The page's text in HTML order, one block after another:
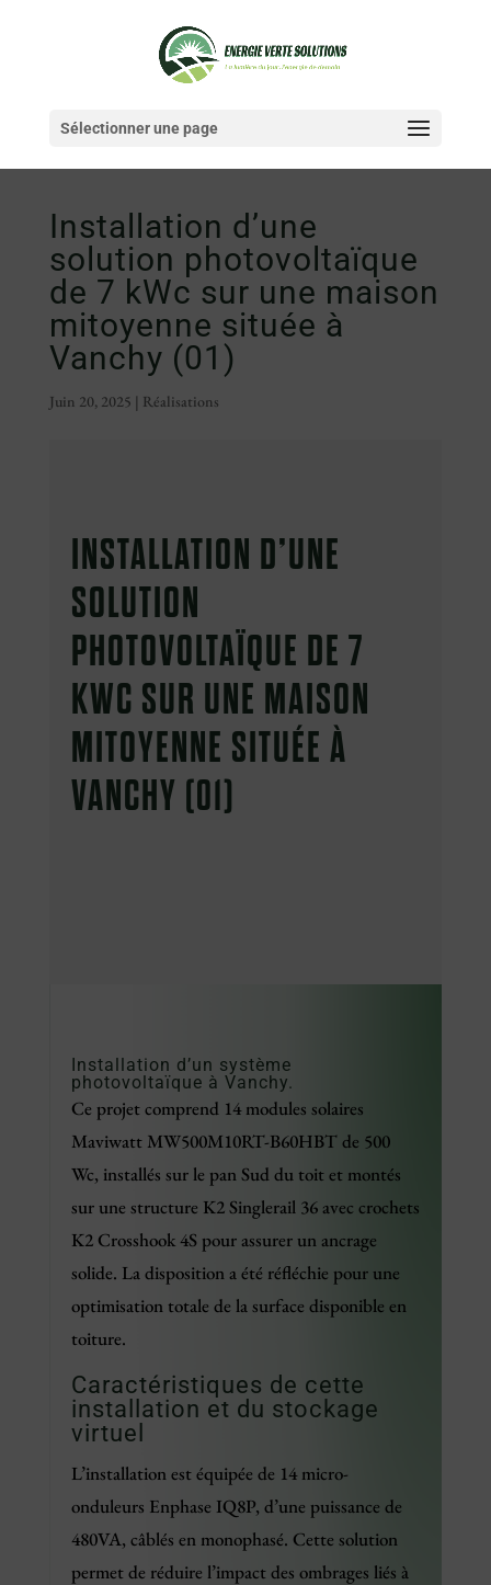
Sélectionner une page
Installation d’une
solution photovoltaïque
de 7 kWc sur une maison
mitoyenne située à
Vanchy (01)
Juin 20, 2025 | Réalisations
INSTALLATION D’UNE
SOLUTION
PHOTOVOLTAÏQUE DE 7
KWC SUR UNE MAISON
MITOYENNE SITUÉE À
VANCHY (01)
Installation d’un système
photovoltaïque à Vanchy.
Ce projet comprend 14 modules solaires
Maviwatt MW500M10RT-B60HBT de 500
Wc, installés sur le pan Sud du toit et montés
sur une structure K2 Singlerail 36 avec crochets
K2 Crosshook 4S pour assurer un ancrage
solide. La disposition a été réfléchie pour une
optimisation totale de la surface disponible en
toiture.
Caractéristiques de cette
installation et du stockage
virtuel
L’installation est équipée de 14 micro-
onduleurs Enphase IQ8P, d’une puissance de
480VA, câblés en monophasé. Cette solution
permet de réduire l’impact des ombrages liés à